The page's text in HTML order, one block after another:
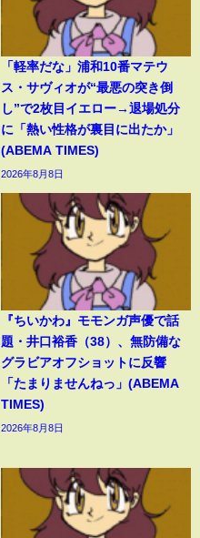
「軽率だな」浦和10番マテウ
ス・サヴィオが“最悪の突き倒
し”で2枚目イエロー→退場処分
に「熱い性格が裏目に出たか」
(ABEMA TIMES)
2026年8月8日
『ちいかわ』モモンガ声優で話
題・井口裕香（38）、無防備な
グラビアオフショットに反響
「たまりませんねっ」(ABEMA
TIMES)
2026年8月8日